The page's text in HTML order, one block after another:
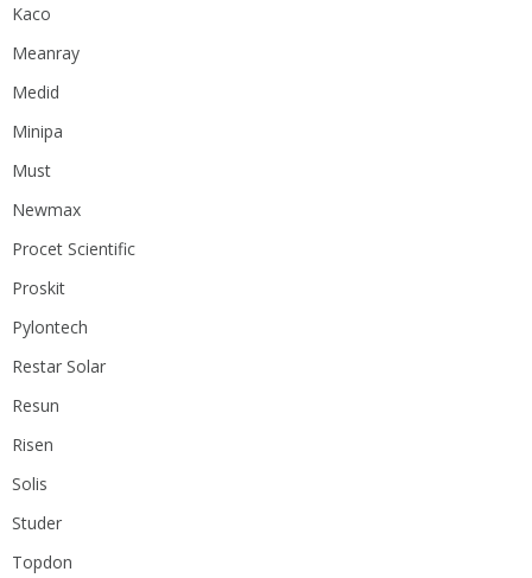
Kaco
Meanray
Medid
Minipa
Must
Newmax
Procet Scientific
Proskit
Pylontech
Restar Solar
Resun
Risen
Solis
Studer
Topdon